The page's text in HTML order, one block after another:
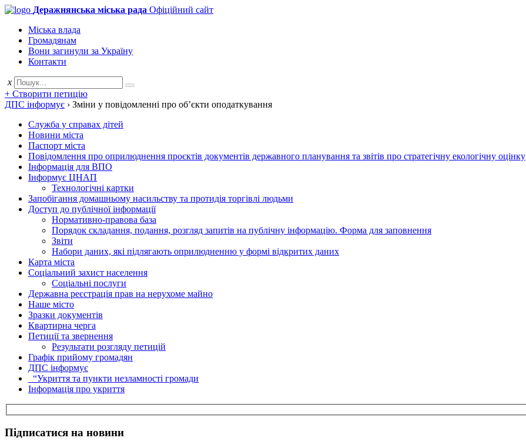
Деражнянська міська рада Офіційний сайт
Міська влада
Громадянам
Вони загинули за Україну
Контакти
x
+ Створити петицію
ДПС інформує › Зміни у повідомленні про об’єкти оподаткування
Служба у справах дітей
Новини міста
Паспорт міста
Повідомлення про оприлюднення проєктів документів державного планування та звітів про стратегічну екологічну оцінку
Інформація для ВПО
Інформує ЦНАП
Технологічні картки
Запобігання домашньому насильству та протидія торгівлі людьми
Доступ до публічної інформації
Нормативно-правова база
Порядок складання, подання, розгляд запитів на публічну інформацію. Форма для заповнення
Звіти
Набори даних, які підлягають оприлюдненню у формі відкритих даних
Карта міста
Соціальний захист населення
Соціальні послуги
Державна реєстрація прав на нерухоме майно
Наше місто
Зразки документів
Квартирна черга
Петиції та звернення
Результати розгляду петицій
Графік прийому громадян
ДПС інформує
“Укриття та пункти незламності громади
Інформація про укриття
Підписатися на новини